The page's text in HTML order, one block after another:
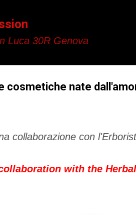
Luca 30R Genova
cosmetiche nate
collaborazione con
with the